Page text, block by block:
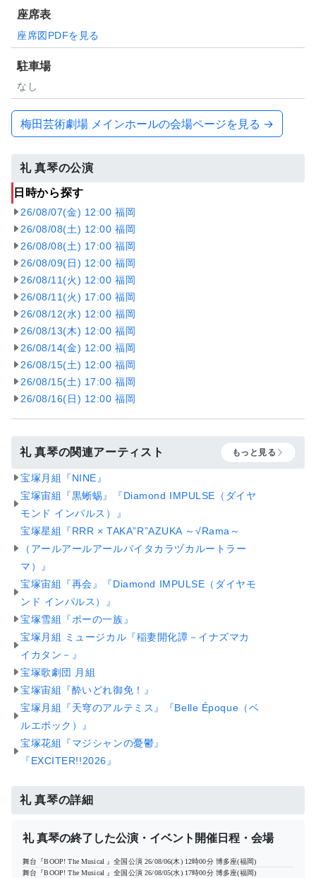
座席表
座席図PDFを見る
駐車場
なし
梅田芸術劇場 メインホールの会場ページを見る →
礼 真琴の公演
日時から探す
26/08/07(金) 12:00 福岡
26/08/08(土) 12:00 福岡
26/08/08(土) 17:00 福岡
26/08/09(日) 12:00 福岡
26/08/11(火) 12:00 福岡
26/08/11(火) 17:00 福岡
26/08/12(水) 12:00 福岡
26/08/13(木) 12:00 福岡
26/08/14(金) 12:00 福岡
26/08/15(土) 12:00 福岡
26/08/15(土) 17:00 福岡
26/08/16(日) 12:00 福岡
礼 真琴の関連アーティスト もっと見る
宝塚月組『NINE』
宝塚宙組『黒蜥蜴』『Diamond IMPULSE（ダイヤ
モンド インパルス）』
宝塚星組『RRR × TAKA”R”AZUKA ～√Rama～
（アールアールアールバイタカラヅカルートラー
マ）』
宝塚宙組『再会』『Diamond IMPULSE（ダイヤモ
ンド インパルス）』
宝塚雪組『ポーの一族』
宝塚月組 ミュージカル『稲妻開化譚－イナズマカ
イカタン－』
宝塚歌劇団 月組
宝塚宙組『酔いどれ御免！』
宝塚月組『天穹のアルテミス』『Belle Époque（ベ
ルエポック）』
宝塚花組『マジシャンの憂鬱』
『EXCITER!!2026』
礼 真琴の詳細
礼 真琴の終了した公演・イベント開催日程・会場
舞台『BOOP! The Musical 』全国公演 26/08/06(木) 12時00分 博多座(福岡)
舞台『BOOP! The Musical 』全国公演 26/08/05(水) 17時00分 博多座(福岡)